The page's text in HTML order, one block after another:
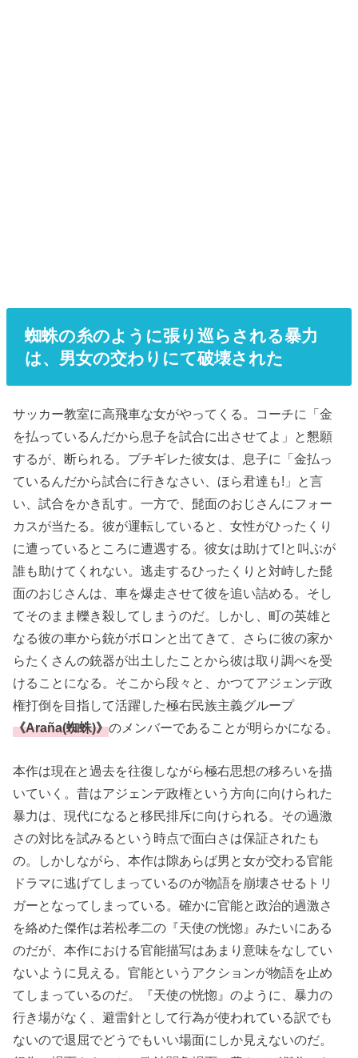
蜘蛛の糸のように張り巡らされる暴力
は、男女の交わりにて破壊された
サッカー教室に高飛車な女がやってくる。コーチに「金
を払っているんだから息子を試合に出させてよ」と懇願
するが、断られる。ブチギレた彼女は、息子に「金払っ
ているんだから試合に行きなさい、ほら君達も!」と言
い、試合をかき乱す。一方で、髭面のおじさんにフォー
カスが当たる。彼が運転していると、女性がひったくり
に遭っているところに遭遇する。彼女は助けて!と叫ぶが
誰も助けてくれない。逃走するひったくりと対峙した髭
面のおじさんは、車を爆走させて彼を追い詰める。そし
てそのまま轢き殺してしまうのだ。しかし、町の英雄と
なる彼の車から銃がボロンと出てきて、さらに彼の家か
らたくさんの銃器が出土したことから彼は取り調べを受
けることになる。そこから段々と、かつてアジェンデ政
権打倒を目指して活躍した極右民族主義グループ
《Araña(蜘蛛)》のメンバーであることが明らかになる。
本作は現在と過去を往復しながら極右思想の移ろいを描
いていく。昔はアジェンデ政権という方向に向けられた
暴力は、現代になると移民排斥に向けられる。その過激
さの対比を試みるという時点で面白さは保証されたも
の。しかしながら、本作は隙あらば男と女が交わる官能
ドラマに逃げてしまっているのが物語を崩壊させるトリ
ガーとなってしまっている。確かに官能と政治的過激さ
を絡めた傑作は若松孝二の『天使の恍惚』みたいにある
のだが、本作における官能描写はあまり意味をなしてい
ないように見える。官能というアクションが物語を止め
てしまっているのだ。『天使の恍惚』のように、暴力の
行き場がなく、避雷針として行為が使われている訳でも
ないので退屈でどうでもいい場面にしか見えないのだ。